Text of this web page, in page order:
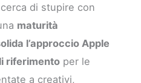
di stupire con
maturità
l’approccio Apple
riferimento per le
a creativi,